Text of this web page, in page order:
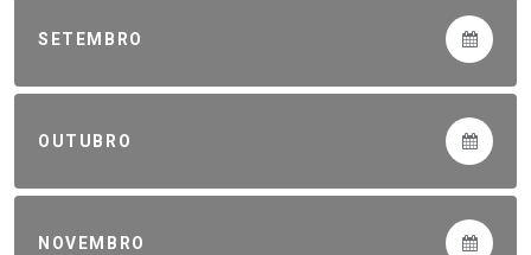
SETEMBRO
OUTUBRO
NOVEMBRO